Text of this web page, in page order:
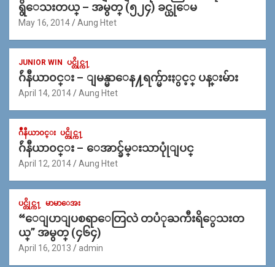
ရွိေသးတယ္ – အမွတ္ (၅၂၄) ခင္ယုေမ
May 16, 2014 Aung Htet
JUNIOR WIN ပင္တိုင္က႑
ဂ်ဴနီယာ၀င္း – ျမန္မာေန႔ရက္မ်ားႏွင့္ ပန္းမ်ား
April 14, 2014 Aung Htet
ဂ်ဳနီယာ၀င္း ပင္တိုင္က႑
ဂ်ဴနီယာ၀င္း – ေအာင္ခ်မ္းသာပုုံျပင္
April 12, 2014 Aung Htet
ပင္တိုင္က႑ မာမာေအး
“ေျပာျပစရာေတြလဲ တပံုႀကီးရိွေသးတ
ယ္” အမွတ္ (၄၆၄)
April 16, 2013 admin